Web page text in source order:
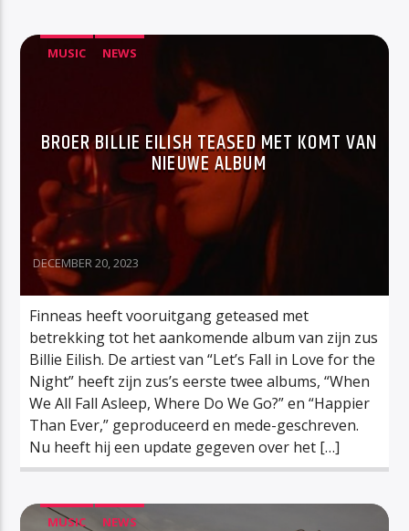
MUSIC NEWS
BROER BILLIE EILISH TEASED MET KOMT VAN
NIEUWE ALBUM
DECEMBER 20, 2023
Finneas heeft vooruitgang geteased met
betrekking tot het aankomende album van zijn zus
Billie Eilish. De artiest van “Let’s Fall in Love for the
Night” heeft zijn zus’s eerste twee albums, “When
We All Fall Asleep, Where Do We Go?” en “Happier
Than Ever,” geproduceerd en mede-geschreven.
Nu heeft hij een update gegeven over het […]
MUSIC NEWS